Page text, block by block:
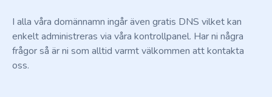
I alla våra domännamn ingår även gratis DNS vilket kan
enkelt administreras via våra kontrollpanel. Har ni några
frågor så är ni som alltid varmt välkommen att kontakta
oss.